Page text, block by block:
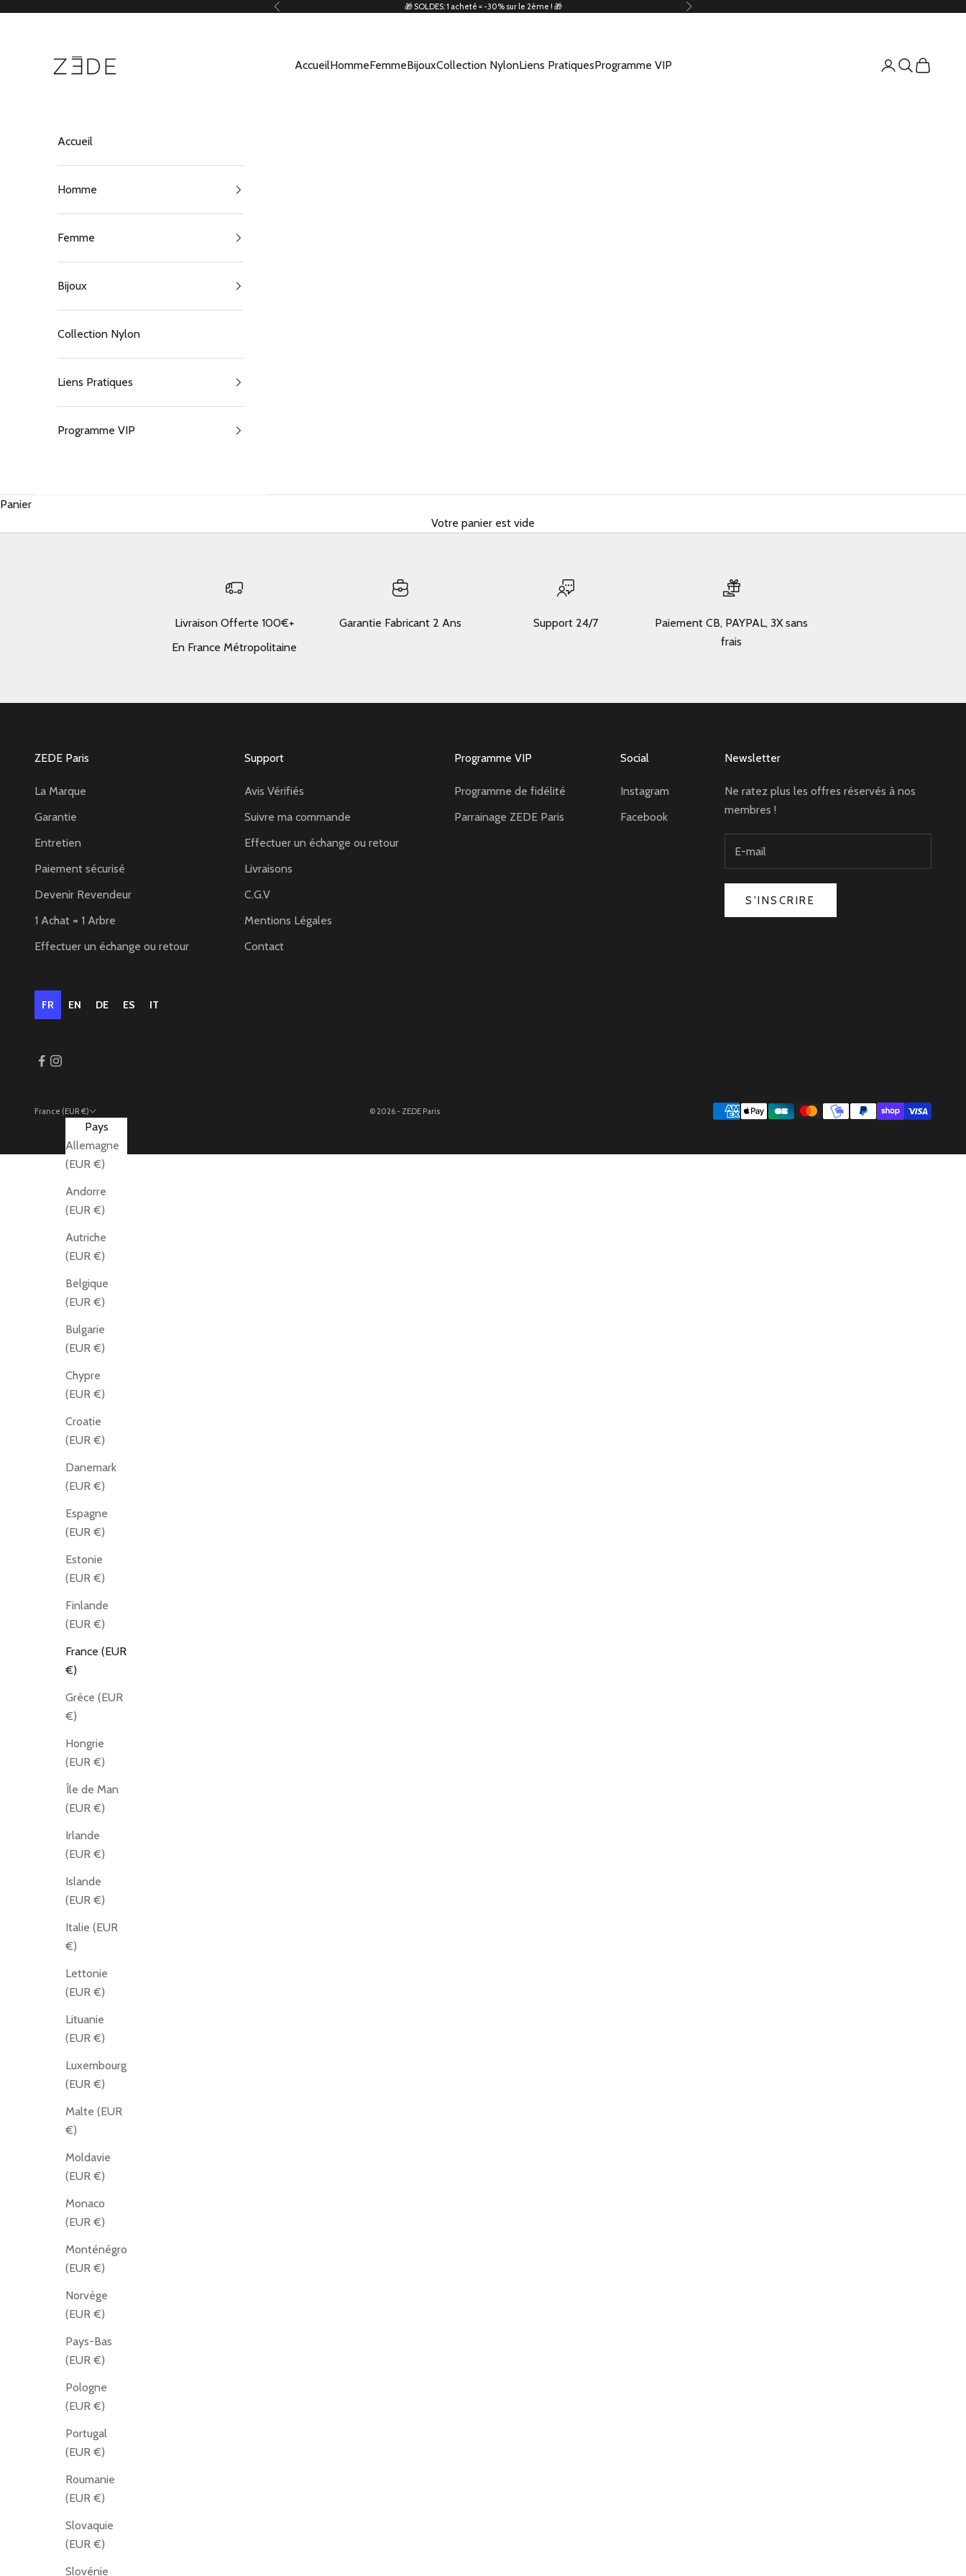
Précédent 🎁 SOLDES: 1 acheté = -30% sur le 2ème ! 🎁 Suivant
AccueilHommeFemmeBijouxCollection NylonLiens PratiquesProgramme VIP Connexion
Recherche
Panier
Accueil
Homme
Femme
Bijoux
Collection Nylon
Liens Pratiques
Programme VIP
Panier
Votre panier est vide
Livraison Offerte 100€+
En France Métropolitaine
Garantie Fabricant 2 Ans Support 24/7
Paiement CB, PAYPAL, 3X sans
frais
ZEDE Paris
La Marque
Garantie
Entretien
Paiement sécurisé
Devenir Revendeur
1 Achat = 1 Arbre
Effectuer un échange ou retour
Support
Avis Vérifiés
Suivre ma commande
Effectuer un échange ou retour
Livraisons
C.G.V
Mentions Légales
Contact
Programme VIP
Programme de fidélité
Parrainage ZEDE Paris
Social
Instagram
Facebook
Newsletter
Ne ratez plus les offres réservés à nos
membres !
S'INSCRIRE
FR EN DE ES IT
France (EUR €)
Pays
Allemagne
(EUR €)
Andorre
(EUR €)
Autriche
(EUR €)
Belgique
(EUR €)
Bulgarie
(EUR €)
Chypre
(EUR €)
Croatie
(EUR €)
Danemark
(EUR €)
Espagne
(EUR €)
Estonie
(EUR €)
Finlande
(EUR €)
France (EUR
€)
Grèce (EUR
€)
Hongrie
(EUR €)
Île de Man
(EUR €)
Irlande
(EUR €)
Islande
(EUR €)
Italie (EUR
€)
Lettonie
(EUR €)
Lituanie
(EUR €)
Luxembourg
(EUR €)
Malte (EUR
€)
Moldavie
(EUR €)
Monaco
(EUR €)
Monténégro
(EUR €)
Norvège
(EUR €)
Pays-Bas
(EUR €)
Pologne
(EUR €)
Portugal
(EUR €)
Roumanie
(EUR €)
Slovaquie
(EUR €)
Slovénie
© 2026 - ZEDE Paris